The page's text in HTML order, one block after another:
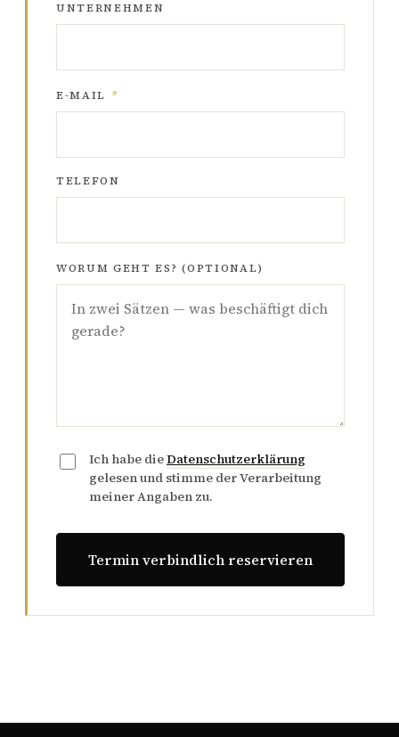
UNTERNEHMEN
E-MAIL *
TELEFON
WORUM GEHT ES? (OPTIONAL)
Ich habe dieDatenschutzerklärung
gelesen und stimme der Verarbeitung
meiner Angaben zu.
Termin verbindlich reservieren